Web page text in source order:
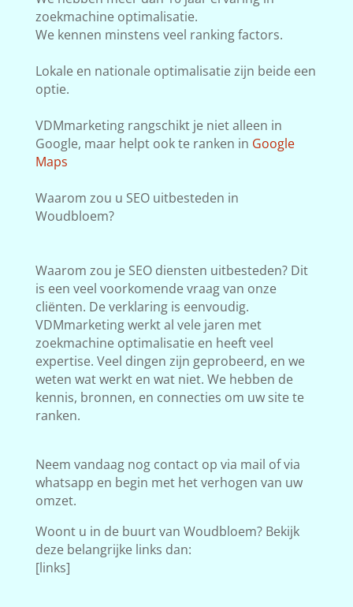
zoekmachine optimalisatie.
We kennen minstens veel ranking factors.
Lokale en nationale optimalisatie zijn beide een
optie.
VDMmarketing rangschikt je niet alleen in
Google, maar helpt ook te ranken in Google
Maps
Waarom zou u SEO uitbesteden in
Woudbloem?
Waarom zou je SEO diensten uitbesteden? Dit
is een veel voorkomende vraag van onze
cliënten. De verklaring is eenvoudig.
VDMmarketing werkt al vele jaren met
zoekmachine optimalisatie en heeft veel
expertise. Veel dingen zijn geprobeerd, en we
weten wat werkt en wat niet. We hebben de
kennis, bronnen, en connecties om uw site te
ranken.
Neem vandaag nog contact op via mail of via
whatsapp en begin met het verhogen van uw
omzet.
Woont u in de buurt van Woudbloem? Bekijk
deze belangrijke links dan:
[links]